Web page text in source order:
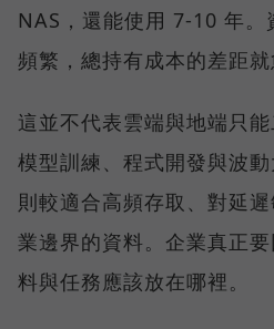
NAS，還能使用 7-10 年。
頻繁，總持有成本的差距就
這並不代表雲端與地端只
模型訓練、程式開發與波
則較適合高頻存取、對延
業邊界的資料。企業真正
料與任務應該放在哪裡。